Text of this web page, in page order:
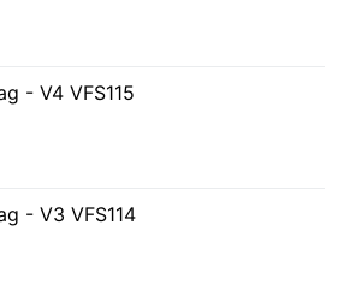
- V4 VFS115
- V3 VFS114